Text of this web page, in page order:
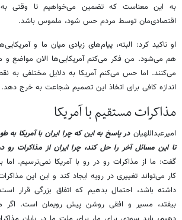
به این معناست که تضمین می‌خواهیم تا وقتی به
اقتصادی‌مان توسط مردم حس شود، ملموس باشد.
او تاکید کرد: البته، پیام‌های زیادی میان ما و
هم می‌شود. من فکر می‌کنم آمریکایی‌ها الان مواضع و
می‌کنند. اما حس می‌کنم آمریکا به دلایل مختلفی به
اندازه کافی برای اتخاذ این تصمیم شجاعت به خرج دهد.
مذاکرات مستقیم با آمریکا
امیرعبداللهیاندر پاسخ به این که چرا ایران با آمریکا به
تا این مسائل آخر را حل کند، چرا ایران از مذاکرات رو
گفت: ما از مذاکرات رو در رو با آمریکا نمی‌ترسیم.
کار می‌تواند تغییری در رویه ایجاد کند و این این
داشته باشد، احتمال بدهیم که اتفاق بزرگی قرار
بیفتد، مسیر و افقی روشن پیش رویمان است. اگر